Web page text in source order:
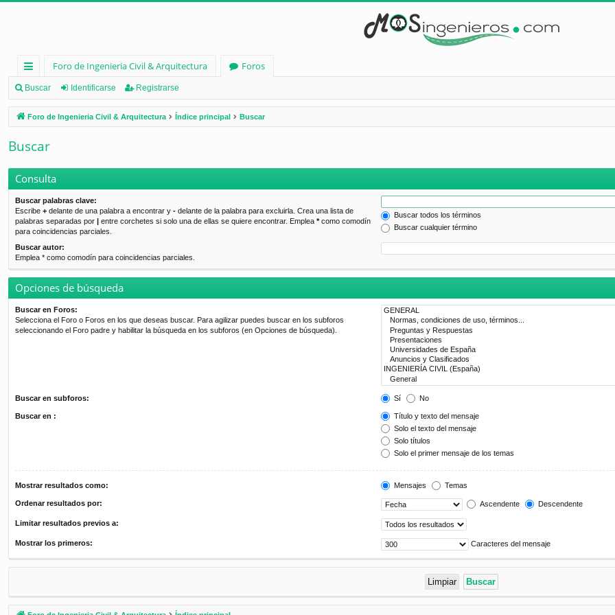
nl
ac
es
rá
pi
d
os
Foro de Ingenieria Civil & Arquitectura
Foros
Buscar Identificarse Registrarse
Foro de Ingenieria Civil & Arquitectura Índice principal Buscar
Buscar
Consulta
Buscar palabras clave:
Escribe + delante de una palabra a encontrar y - delante de la palabra para excluirla. Crea una lista de
palabras separadas por | entre corchetes si solo una de ellas se quiere encontrar. Emplea *como comodín
para coincidencias parciales.
Buscar todos los términos
Buscar cualquier término
Buscar autor:
Emplea * como comodín para coincidencias parciales.
Opciones de búsqueda
Buscar en Foros:
Selecciona el Foro o Foros en los que deseas buscar. Para agilizar puedes buscar en los subforos
seleccionando el Foro padre y habilitar la búsqueda en los subforos (en Opciones de búsqueda).
Buscar en subforos: Sí No
Buscar en :
Título y texto del mensaje
Solo el texto del mensaje
Solo títulos
Solo el primer mensaje de los temas
Mostrar resultados como: Mensajes Temas
Ordenar resultados por: Ascendente Descendente
Limitar resultados previos a:
Mostrar los primeros: Caracteres del mensaje